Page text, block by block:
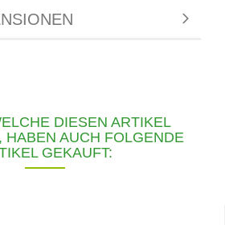
DIESEN ARTIKEL
HABEN AUCH FOLGENDE
GEKAUFT: